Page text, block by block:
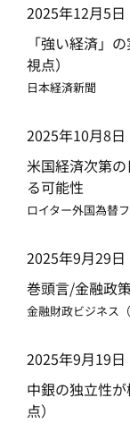
2025年12月5日
「強い経済」
視点）
日本経済新聞
2025年10月8日
米国経済次第
る可能性
ロイター外国為替
2025年9月29日
巻頭言/金融政
金融財政ビジネス（
2025年9月19日
中銀の独立性
点）